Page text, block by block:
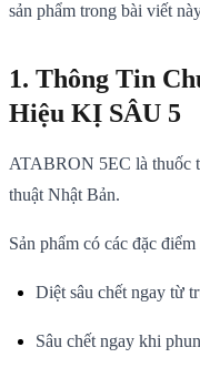
sản phẩm trong bài viết
1. Thông Tin
Hiệu KỊ SÂU 5
ATABRON 5EC là thuốc
thuật Nhật Bản.
Sản phẩm có các đặc
Diệt sâu chết ngay từ
Sâu chết ngay khi